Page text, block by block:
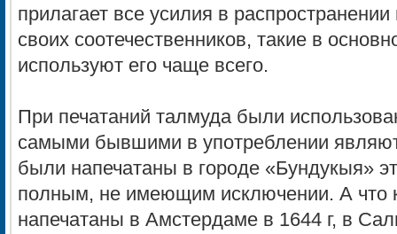
прилагает все усилия в
своих соотечественников, такие в
используют его чаще всего.
При печатаний талмуда были
самыми бывшими в употреблении
были напечатаны в городе «Бундукыя»
полным, не имеющим исключении. А что
напечатаны в Амстердаме в 1644 г, в